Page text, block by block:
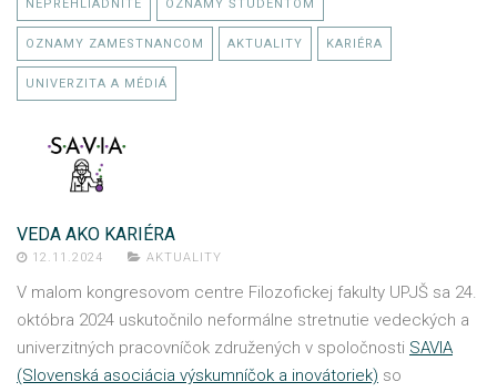
NEPREHLIADNITE OZNAMY ŠTUDENTOM
OZNAMY ZAMESTNANCOM AKTUALITY KARIÉRA
UNIVERZITA A MÉDIÁ
VEDA AKO KARIÉRA
12.11.2024 AKTUALITY
V malom kongresovom centre Filozofickej fakulty UPJŠ sa 24.
októbra 2024 uskutočnilo neformálne stretnutie vedeckých a
univerzitných pracovníčok združených v spoločnosti SAVIA
(Slovenská asociácia výskumníčok a inovátoriek) so